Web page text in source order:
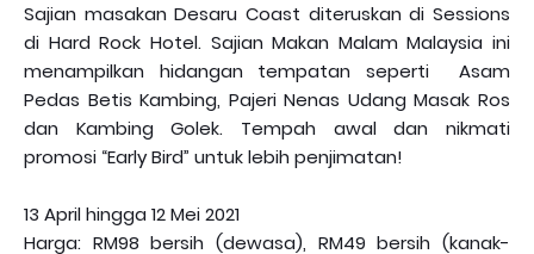
Sajian masakan Desaru Coast diteruskan di Sessions
di Hard Rock Hotel. Sajian Makan Malam Malaysia ini
menampilkan hidangan tempatan seperti Asam
Pedas Betis Kambing, Pajeri Nenas Udang Masak Ros
dan Kambing Golek. Tempah awal dan nikmati
promosi “Early Bird” untuk lebih penjimatan!
13 April hingga 12 Mei 2021
Harga: RM98 bersih (dewasa), RM49 bersih (kanak-